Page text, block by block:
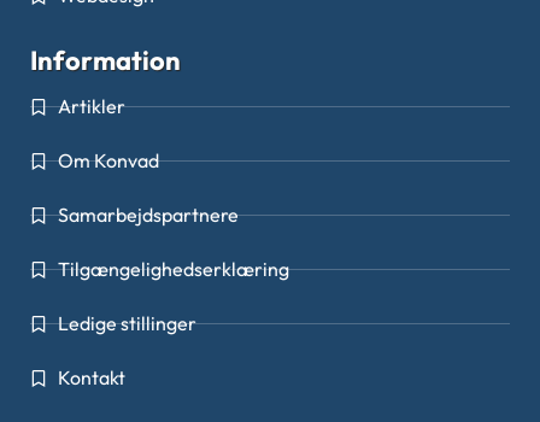
Information
Artikler
Om Konvad
Samarbejdspartnere
Tilgængelighedserklæring
Ledige stillinger
Kontakt